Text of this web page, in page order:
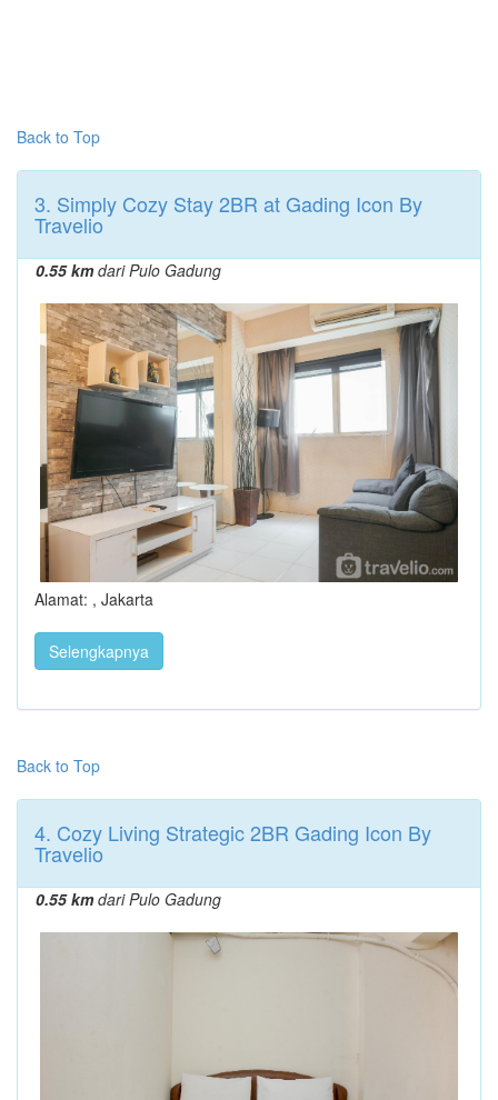
Back to Top
3. Simply Cozy Stay 2BR at Gading Icon By
Travelio
0.55 kmdari Pulo Gadung
Alamat: , Jakarta
Selengkapnya
Back to Top
4. Cozy Living Strategic 2BR Gading Icon By
Travelio
0.55 kmdari Pulo Gadung